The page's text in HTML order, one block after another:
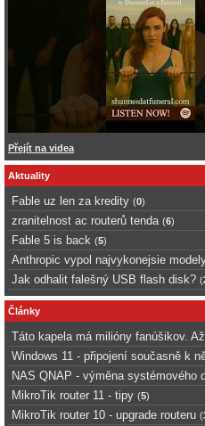
Přejít na videa
Aktuality
Fable uz len za kredity (0)
zranitelnost ac routerů tenda (6)
Fable 5 is back (5)
Anthropic vypol najvykonejsie
Jak odhalit falešný USB flash disk? (
Články
Táto kapela má milióny fanúšikov.
Windows 11 - připojení současně k
NAS QNAP - výměna systémového
MikroTik router 11 - tipy (5)
MikroTik router 10 - upgrade routeru (